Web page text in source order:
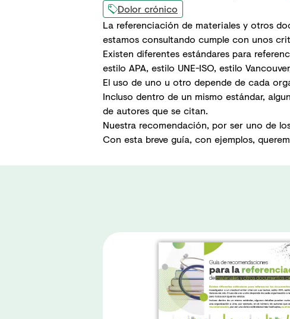
Dolor crónico
La referenciación de materiales y otros
estamos consultando cumple con unos
Existen diferentes estándares para
estilo APA, estilo UNE-ISO, estilo
El uso de uno u otro depende de cada
Incluso dentro de un mismo estándar,
de autores que se citan.
Nuestra recomendación, por ser uno de
Con esta breve guía, con ejemplos,